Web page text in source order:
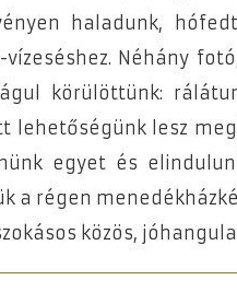
haladunk,
Néhány
körülöttünk:
lehetőségünk lesz
egyet és
a régen
közös,